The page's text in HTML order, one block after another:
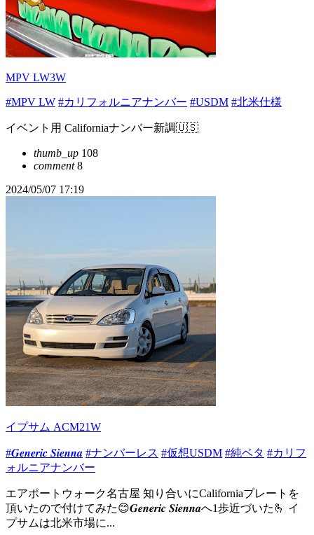
MPV LW3W
#MPV LW #カリフォルニアナンバー #USDM #北米仕様
イベント用 Californiaナンバー新調🇺🇸
thumb_up 108
comment8
2024/05/07 17:19
イプサム ACM21W
#𝑮𝒆𝒏𝒆𝒓𝒊𝒄 𝑺𝒊𝒆𝒏𝒏𝒂 #ナンバーレス #仮想USDM #純ベタ #カリフ
ォルニアナンバー
エアポートウォーク名古屋 知り合いにCaliforniaプレートを
頂いたので付けてみた😊𝑮𝒆𝒏𝒆𝒓𝒊𝒄 𝑺𝒊𝒆𝒏𝒏𝒂へ1歩近づいた🫰 イ
プサムは北米市場に...